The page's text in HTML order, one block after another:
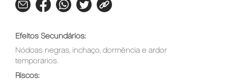
Efeitos Secundários:
Nódoas negras, inchaço, dormência e ardor
temporários.
Riscos: